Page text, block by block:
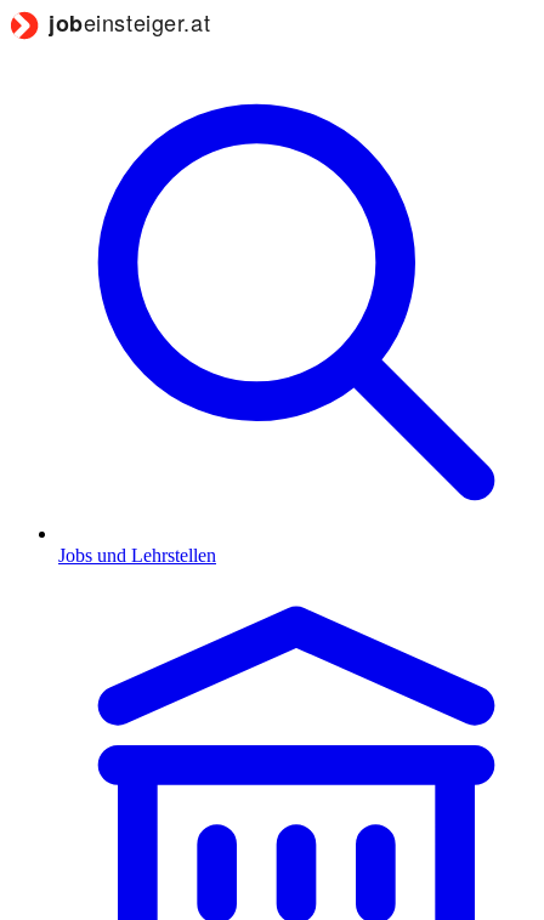
Jobs und Lehrstellen